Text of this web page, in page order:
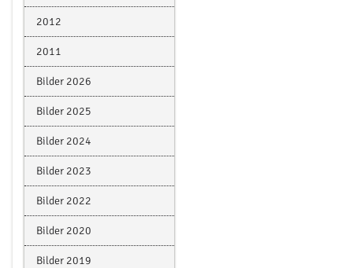
2012
2011
Bilder 2026
Bilder 2025
Bilder 2024
Bilder 2023
Bilder 2022
Bilder 2020
Bilder 2019